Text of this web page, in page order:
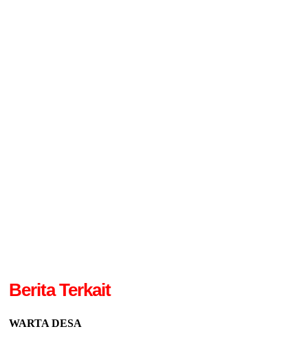
Berita Terkait
WARTA DESA